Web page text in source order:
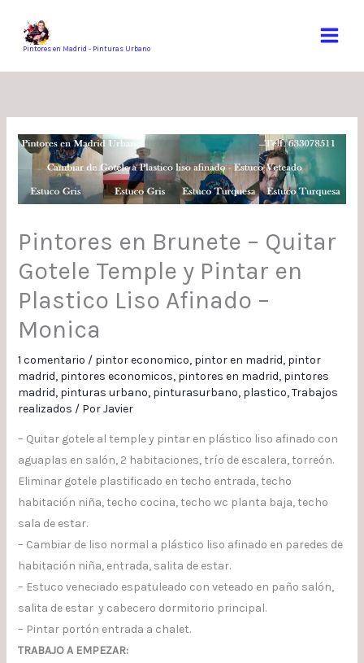
contenidoPintores en Madrid - Pinturas Urbano
Pintores en Brunete – Quitar
Gotele Temple y Pintar en
Plastico Liso Afinado –
Monica
1 comentario / pintor economico, pintor en madrid, pintor
madrid, pintores economicos, pintores en madrid, pintores
madrid, pinturas urbano, pinturasurbano, plastico,Trabajos
realizados / PorJavier
– Quitar gotele al temple y pintar en plástico liso afinado con
aguaplas en salón, 2 habitaciones, trío de escalera, torreón.
Eliminar gotele plastificado en techo entrada, techo
habitación niña, techo cocina, techo wc planta baja, techo
sala de estar.
– Cambiar de liso normal a plástico liso afinado en paredes de
habitación niña, entrada, salita de estar.
– Estuco veneciado espatuleado con veteado en paño salón,
salita de estar y cabecero dormitorio principal.
– Pintar portón entrada a chalet.
TRABAJO A EMPEZAR: